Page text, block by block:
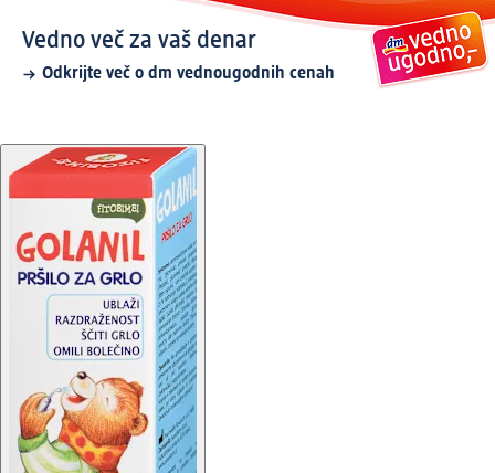
Vedno več za vaš denar
Odkrijte več o dm vednougodnih cenah